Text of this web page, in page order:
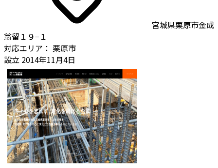
宮城県栗原市金成
翁留１９−１
対応エリア： 栗原市
設立 2014年11月4日